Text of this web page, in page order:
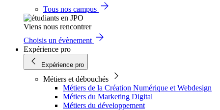
Tous nos campus
Viens nous rencontrer
Choisis un évènement
Expérience pro
Expérience pro
Métiers et débouchés
Métiers de la Création Numérique et Webdesign
Métiers du Marketing Digital
Métiers du développement